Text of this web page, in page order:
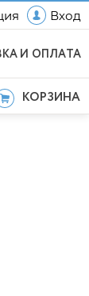
Вход
И ОПЛАТА
КОРЗИНА